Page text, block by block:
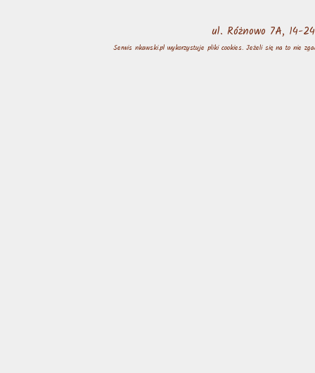
ul. Różnowo 7A, 14-
Serwis nkawski.pl wykorzystuje pliki cookies. Jeżeli się na to nie